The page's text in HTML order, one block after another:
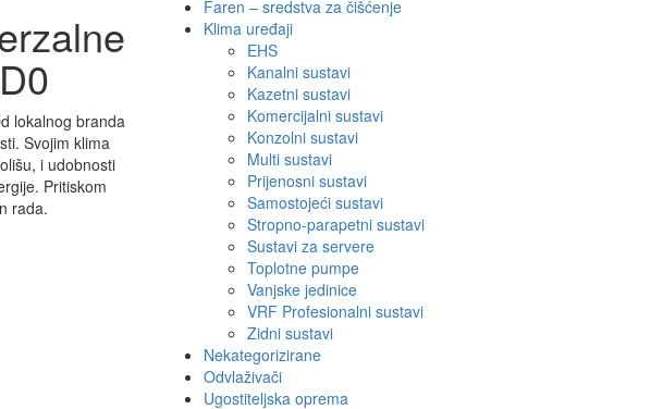
lokalnog branda
Svojim klima
i udobnosti
Pritiskom
rada.
Faren – sredstva za čišćenje
Klima uređaji
EHS
Kanalni sustavi
Kazetni sustavi
Komercijalni sustavi
Konzolni sustavi
Multi sustavi
Prijenosni sustavi
Samostojeći sustavi
Stropno-parapetni sustavi
Sustavi za servere
Toplotne pumpe
Vanjske jedinice
VRF Profesionalni sustavi
Zidni sustavi
Nekategorizirane
Odvlaživači
Ugostiteljska oprema